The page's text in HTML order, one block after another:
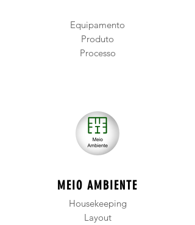
Equipamento
Produto
Processo
MEIO AMBIENTE
Housekeeping
Layout